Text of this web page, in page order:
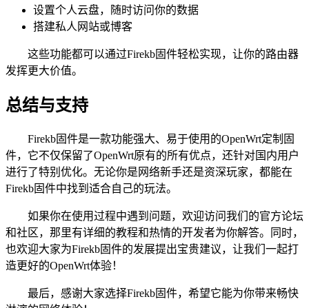
设置个人云盘，随时访问你的数据
搭建私人网站或博客
这些功能都可以通过Firekb固件轻松实现，让你的路由器
发挥更大价值。
总结与支持
Firekb固件是一款功能强大、易于使用的OpenWrt定制固
件，它不仅保留了OpenWrt原有的所有优点，还针对国内用户
进行了特别优化。无论你是网络新手还是资深玩家，都能在
Firekb固件中找到适合自己的玩法。
如果你在使用过程中遇到问题，欢迎访问我们的官方论坛
和社区，那里有详细的教程和热情的开发者为你解答。同时，
也欢迎大家为Firekb固件的发展提出宝贵建议，让我们一起打
造更好的OpenWrt体验！
最后，感谢大家选择Firekb固件，希望它能为你带来畅快